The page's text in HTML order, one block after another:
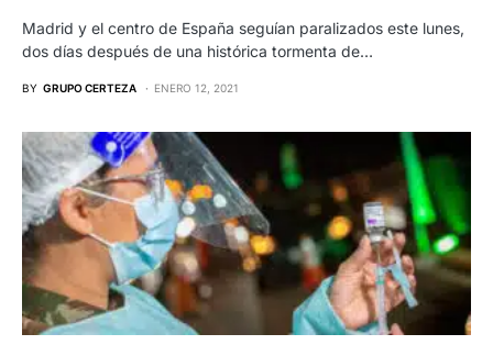
Madrid y el centro de España seguían paralizados este lunes,
dos días después de una histórica tormenta de…
BY GRUPO CERTEZA ENERO 12, 2021